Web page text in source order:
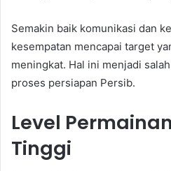
Semakin baik komunikasi dan
kesempatan mencapai target
meningkat. Hal ini menjadi
proses persiapan Persib.
Level
Tinggi